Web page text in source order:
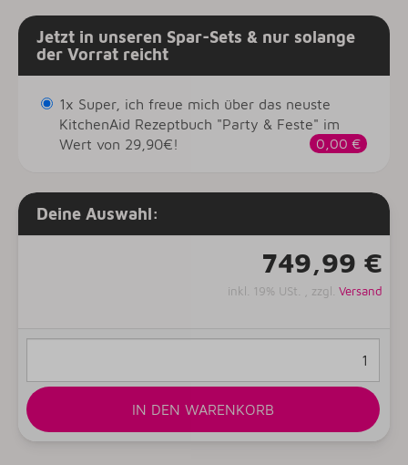
Jetzt in unseren Spar-Sets & nur solange
der Vorrat reicht
1x Super, ich freue mich über das neuste
KitchenAid Rezeptbuch "Party & Feste" im
Wert von 29,90€!
0,00 €
Deine Auswahl:
749,99 €
inkl. 19% USt. , zzgl. Versand
IN DEN WARENKORB